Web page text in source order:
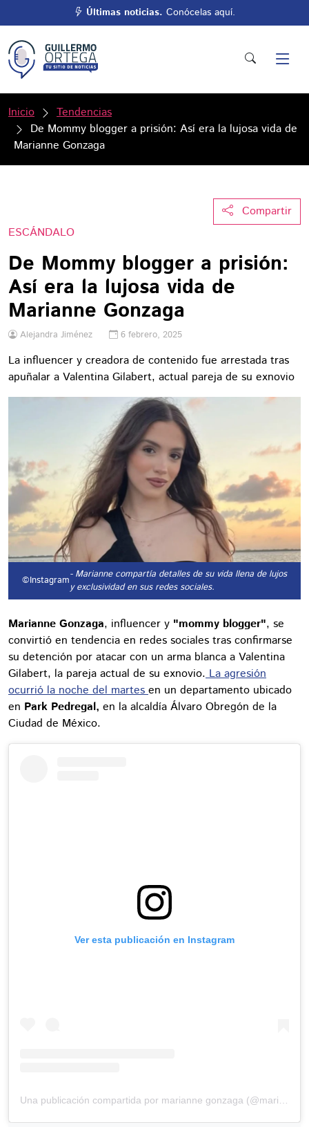
Últimas noticias. Conócelas aquí.
Inicio
Tendencias
De Mommy blogger a prisión: Así era la lujosa vida de
Marianne Gonzaga
Compartir
ESCÁNDALO
De Mommy blogger a prisión:
Así era la lujosa vida de
Marianne Gonzaga
Alejandra Jiménez 6 febrero, 2025
La influencer y creadora de contenido fue arrestada tras
apuñalar a Valentina Gilabert, actual pareja de su exnovio
©Instagram- Marianne compartía detalles de su vida llena de lujos
y exclusividad en sus redes sociales.
Marianne Gonzaga, influencer y "mommy blogger", se
convirtió en tendencia en redes sociales tras confirmarse
su detención por atacar con un arma blanca a Valentina
Gilabert, la pareja actual de su exnovio. La agresión
ocurrió la noche del martes en un departamento ubicado
en Park Pedregal, en la alcaldía Álvaro Obregón de la
Ciudad de México.
Ver esta publicación en Instagram